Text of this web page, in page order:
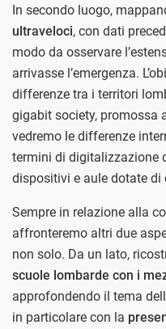
In secondo luogo,
ultraveloci, con dati
modo da osservare
arrivasse l’emergenza.
differenze tra i territori
gigabit society, promossa
vedremo le differenze
termini di digitalizzazione
dispositivi e aule dotate di
Sempre in relazione alla
affronteremo altri due
non solo. Da un lato,
scuole lombarde con i
approfondendo il tema
in particolare con la